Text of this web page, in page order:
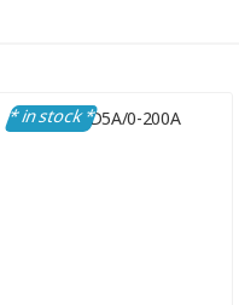
* in stock *